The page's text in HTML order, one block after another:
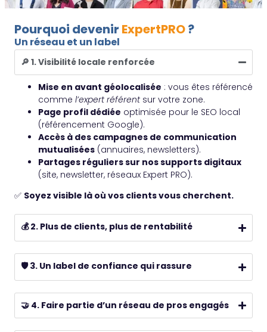
Pourquoi devenir ExpertPRO?
Un réseau et un label
🔎 1. Visibilité locale renforcée
Mise en avant géolocalisée : vous êtes référencé
comme l’expert référent sur votre zone.
Page profil dédiée optimisée pour le SEO local
(référencement Google).
Accès à des campagnes de communication
mutualisées (annuaires, newsletters).
Partages réguliers sur nos supports digitaux
(site, newsletter, réseaux Expert PRO).
✅ Soyez visible là où vos clients vous cherchent.
💰 2. Plus de clients, plus de rentabilité
🛡️ 3. Un label de confiance qui rassure
🤝 4. Faire partie d’un réseau de pros engagés